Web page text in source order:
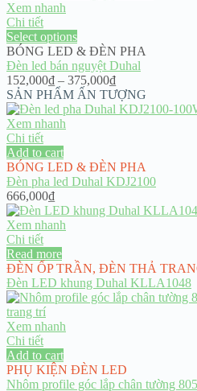
Xem nhanh
Chi tiết
Select options
BÓNG LED & ĐÈN PHA
Đèn led bán nguyệt Duhal
152,000₫ – 375,000₫Price
range:
152,000₫
SẢN PHẨM ẤN TƯỢNG
Xem nhanh
Chi tiết
Add to cart
BÓNG LED & ĐÈN PHA
Đèn pha led Duhal KDJ2100
666,000₫
Xem nhanh
Chi tiết
Read more
ĐÈN ỐP TRẦN, ĐÈN THẢ
Đèn LED khung Duhal KLLA1048
Xem nhanh
Chi tiết
Add to cart
PHỤ KIỆN ĐÈN LED
Nhôm profile góc lắp chân tường